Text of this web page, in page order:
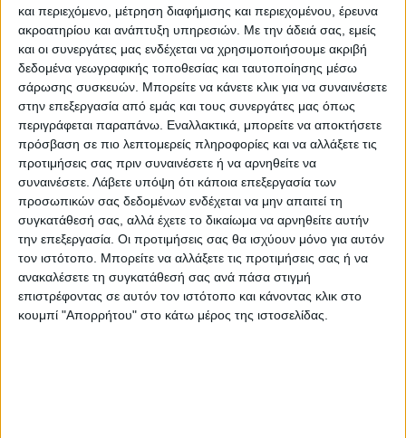
και περιεχόμενο, μέτρηση διαφήμισης και περιεχομένου, έρευνα
ακροατηρίου και ανάπτυξη υπηρεσιών. Με την άδειά σας, εμείς
και οι συνεργάτες μας ενδέχεται να χρησιμοποιήσουμε ακριβή
δεδομένα γεωγραφικής τοποθεσίας και ταυτοποίησης μέσω
σάρωσης συσκευών. Μπορείτε να κάνετε κλικ για να συναινέσετε
στην επεξεργασία από εμάς και τους συνεργάτες μας όπως
περιγράφεται παραπάνω. Εναλλακτικά, μπορείτε να αποκτήσετε
πρόσβαση σε πιο λεπτομερείς πληροφορίες και να αλλάξετε τις
προτιμήσεις σας πριν συναινέσετε ή να αρνηθείτε να
συναινέσετε. Λάβετε υπόψη ότι κάποια επεξεργασία των
προσωπικών σας δεδομένων ενδέχεται να μην απαιτεί τη
συγκατάθεσή σας, αλλά έχετε το δικαίωμα να αρνηθείτε αυτήν
την επεξεργασία. Οι προτιμήσεις σας θα ισχύουν μόνο για αυτόν
τον ιστότοπο. Μπορείτε να αλλάξετε τις προτιμήσεις σας ή να
ανακαλέσετε τη συγκατάθεσή σας ανά πάσα στιγμή
επιστρέφοντας σε αυτόν τον ιστότοπο και κάνοντας κλικ στο
κουμπί "Απορρήτου" στο κάτω μέρος της ιστοσελίδας.
ΠΑΡΟΜΟΙΑ ΑΡΘΡΑ